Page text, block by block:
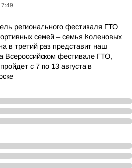
регионального фестиваля ГТО
семей – семья Коленовых
в третий раз представит наш
Всероссийском фестивале ГТО,
с 7 по 13 августа в